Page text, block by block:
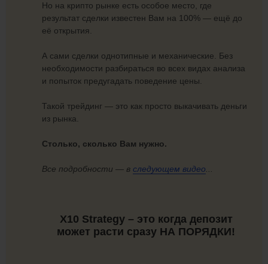
Но на крипто рынке есть особое место, где
результат сделки известен Вам на 100% — ещё до
её открытия.
А сами сделки однотипные и механические. Без
необходимости разбираться во всех видах анализа
и попыток предугадать поведение цены.
Такой трейдинг — это как просто выкачивать деньги
из рынка.
Столько, сколько Вам нужно.
Все подробности — в следующем видео...
X10 Strategy – это когда депозит
может расти сразу НА ПОРЯДКИ!